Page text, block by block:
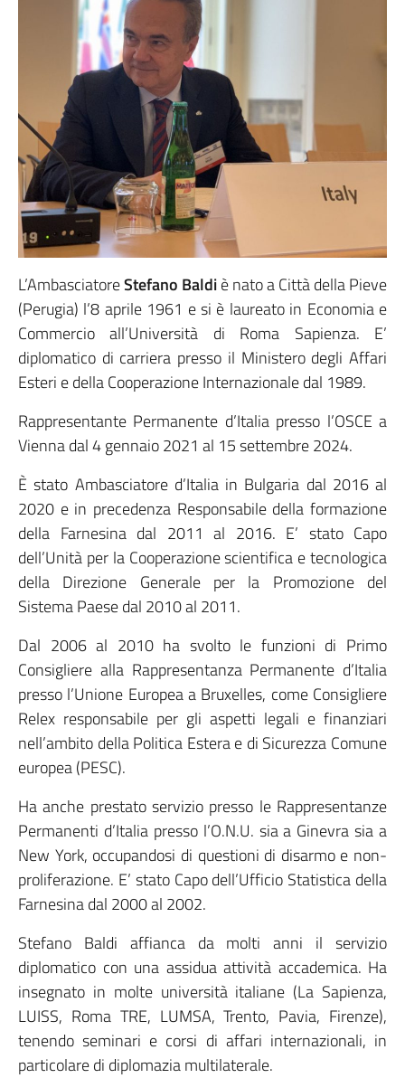
L’AmbasciatoreStefano Baldiè nato a Città della Pieve
(Perugia) l’8 aprile 1961 e si è laureato in Economia e
Commercio all’Università di Roma Sapienza. E’
diplomatico di carriera presso il Ministero degli Affari
Esteri e della Cooperazione Internazionale dal 1989.
Rappresentante Permanente d’Italia presso l’OSCE a
Vienna dal 4 gennaio 2021 al 15 settembre 2024.
È stato Ambasciatore d’Italia in Bulgaria dal 2016 al
2020 e in precedenza Responsabile della formazione
della Farnesina dal 2011 al 2016. E’ stato Capo
dell’Unità per la Cooperazione scientifica e tecnologica
della Direzione Generale per la Promozione del
Sistema Paese dal 2010 al 2011.
Dal 2006 al 2010 ha svolto le funzioni di Primo
Consigliere alla Rappresentanza Permanente d’Italia
presso l’Unione Europea a Bruxelles, come Consigliere
Relex responsabile per gli aspetti legali e finanziari
nell’ambito della Politica Estera e di Sicurezza Comune
europea (PESC).
Ha anche prestato servizio presso le Rappresentanze
Permanenti d’Italia presso l’O.N.U. sia a Ginevra sia a
New York, occupandosi di questioni di disarmo e non-
proliferazione. E’ stato Capo dell’Ufficio Statistica della
Farnesina dal 2000 al 2002.
Stefano Baldi affianca da molti anni il servizio
diplomatico con una assidua attività accademica. Ha
insegnato in molte università italiane (La Sapienza,
LUISS, Roma TRE, LUMSA, Trento, Pavia, Firenze),
tenendo seminari e corsi di affari internazionali, in
particolare di diplomazia multilaterale.